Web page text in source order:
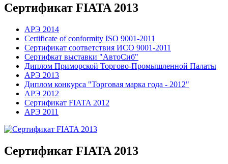
Сертификат FIATA 2013
АРЭ 2014
Certificate of conformity ISO 9001-2011
Сертификат соответствия ИСО 9001-2011
Сертифкат выставки "АвтоСиб"
Диплом Приморской Торгово-Промышленной Палаты
АРЭ 2013
Диплом конкурса "Торговая марка года - 2012"
АРЭ 2012
Сертификат FIATA 2012
АРЭ 2011
Сертификат FIATA 2013